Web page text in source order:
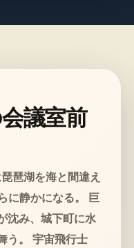
議室前
琶湖を海と間違え
に静かになる。 巨
沈み、城下町に水
う。 宇宙飛行士